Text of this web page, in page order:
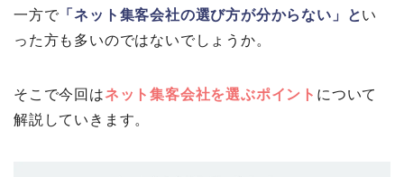
一方で 「ネット集客会社の選び方が分からない」 とい
った方も多いのではないでしょうか。
そこで今回はネット集客会社を選ぶポイント について
解説していきます。